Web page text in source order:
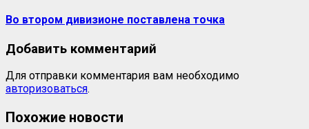
Во втором дивизионе поставлена точка
Добавить комментарий
Для отправки комментария вам необходимо
авторизоваться.
Похожие новости